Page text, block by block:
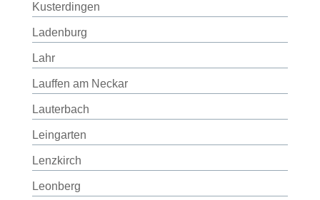
Kusterdingen
Ladenburg
Lahr
Lauffen am Neckar
Lauterbach
Leingarten
Lenzkirch
Leonberg